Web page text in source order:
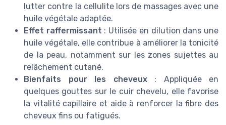
lutter contre la cellulite lors de massages avec une
huile végétale adaptée.
Effet raffermissant : Utilisée en dilution dans une
huile végétale, elle contribue à améliorer la tonicité
de la peau, notamment sur les zones sujettes au
relâchement cutané.
Bienfaits pour les cheveux: Appliquée en
quelques gouttes sur le cuir chevelu, elle favorise
la vitalité capillaire et aide à renforcer la fibre des
cheveux fins ou fatigués.